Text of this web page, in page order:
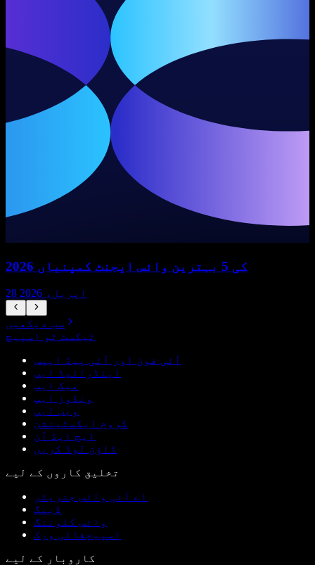
2026 کی 5 بہترین وائس ایجنٹ کمپنیاں
28 اپریل، 2026
سب دیکھیں
ٹیکسٹ ٹو اسپیچ
آئی فون اور آئی پیڈ ایپس
اینڈرائیڈ ایپ
میک ایپ
ونڈوز ایپ
ویب ایپ
کروم ایکسٹینشن
ایج ایڈ آن
ڈاؤن لوڈ کریں
تخلیق کاروں کے لیے
اے آئی وائس جنریٹر
ڈبنگ
وائس کلوننگ
اسپیچفائی ورک
کاروبار کے لیے